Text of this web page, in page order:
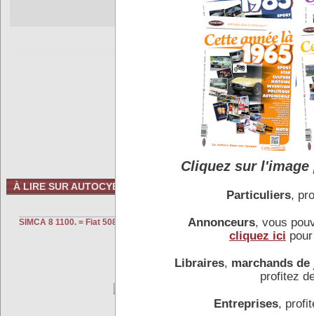
À LIRE SUR AUTOCYBER
SIMCA 8 1100. = Fiat 508 C sous licence
SIMCA
fade et démodé.
Cliquez sur
Particuliers,
Annonceurs, vous
cliquez ici
Libraires, marchands de
profitez
Entreprises,